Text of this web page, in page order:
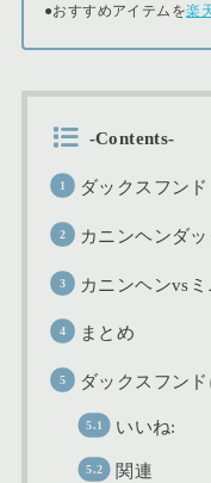
●おすすめアイテムを楽
-Contents-
ダックスフンド
カニンヘンダ
カニンヘンvs
まとめ
ダックスフン
いいね:
関連